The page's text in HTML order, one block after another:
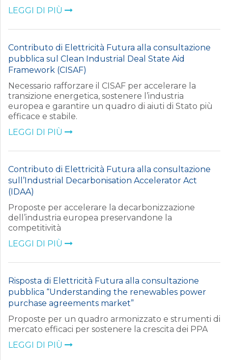
LEGGI DI PIÙ
Contributo di Elettricità Futura alla consultazione
pubblica sul Clean Industrial Deal State Aid
Framework (CISAF)
Necessario rafforzare il CISAF per accelerare la
transizione energetica, sostenere l’industria
europea e garantire un quadro di aiuti di Stato più
efficace e stabile.
LEGGI DI PIÙ
Contributo di Elettricità Futura alla consultazione
sull’Industrial Decarbonisation Accelerator Act
(IDAA)
Proposte per accelerare la decarbonizzazione
dell’industria europea preservandone la
competitività
LEGGI DI PIÙ
Risposta di Elettricità Futura alla consultazione
pubblica “Understanding the renewables power
purchase agreements market”
Proposte per un quadro armonizzato e strumenti di
mercato efficaci per sostenere la crescita dei PPA
LEGGI DI PIÙ